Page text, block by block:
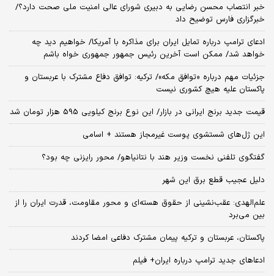
خبر انتصاب محسن رضایی به دبیری شورای عالی امنیت ملی صحت دارد؟/
خبرگزاری فارس توضیح داد
ادعای ترامپ درباره تمایل ایران برای مذاکره با آمریکا/ خواهیم دید چه
خواهد شد/ ممکن است آخرین رئیس‌ جمهور جمهوری خواه باشم
جزئیات مهم درباره «توافق مکه»/ ترکیه‌: توافق دفاع مشترک با عربستان و
پاکستان علیه هیچ کشوری نیست
قیمت جدید برنج ایرانی در بازار/ این نوع برنج کیلویی 595 هزار تومان شد
این ژل‌های شستشوی پوست غیرمجاز هستند + اسامی
گفتگوی تلفنی نخست وزیر هند با نتانیاهو/ محور رایزنی چه بود؟
دلیل عجیب قطع برق این شهر
علم‌الهدی: عقب‌نشینی از حقوق هسته‌ای و محور مقاومت، قدرت ایران را از
بین می‌برد
پاکستان، عربستان و ترکیه پیمان مشترک دفاعی امضا کردند
ادعاهای جدید ترامپ درباره ایران+ فیلم